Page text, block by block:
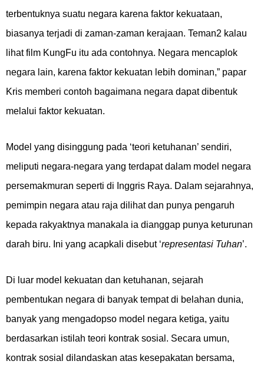
terbentuknya suatu negara karena faktor kekuataan,
biasanya terjadi di zaman-zaman kerajaan. Teman2 kalau
lihat film KungFu itu ada contohnya. Negara mencaplok
negara lain, karena faktor kekuatan lebih dominan,” papar
Kris memberi contoh bagaimana negara dapat dibentuk
melalui faktor kekuatan.
Model yang disinggung pada ‘teori ketuhanan’ sendiri,
meliputi negara-negara yang terdapat dalam model negara
persemakmuran seperti di Inggris Raya. Dalam sejarahnya,
pemimpin negara atau raja dilihat dan punya pengaruh
kepada rakyaktnya manakala ia dianggap punya keturunan
darah biru. Ini yang acapkali disebut ‘representasi Tuhan’.
Di luar model kekuatan dan ketuhanan, sejarah
pembentukan negara di banyak tempat di belahan dunia,
banyak yang mengadopso model negara ketiga, yaitu
berdasarkan istilah teori kontrak sosial. Secara umun,
kontrak sosial dilandaskan atas kesepakatan bersama,